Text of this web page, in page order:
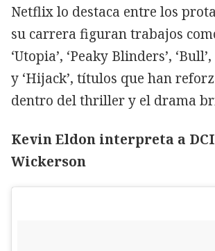
Netflix lo destaca entre los
su carrera figuran trabajos
‘Utopia’, ‘Peaky Blinders’,
y ‘Hijack’, títulos que han
dentro del thriller y el drama
Kevin Eldon interpreta a
Wickerson